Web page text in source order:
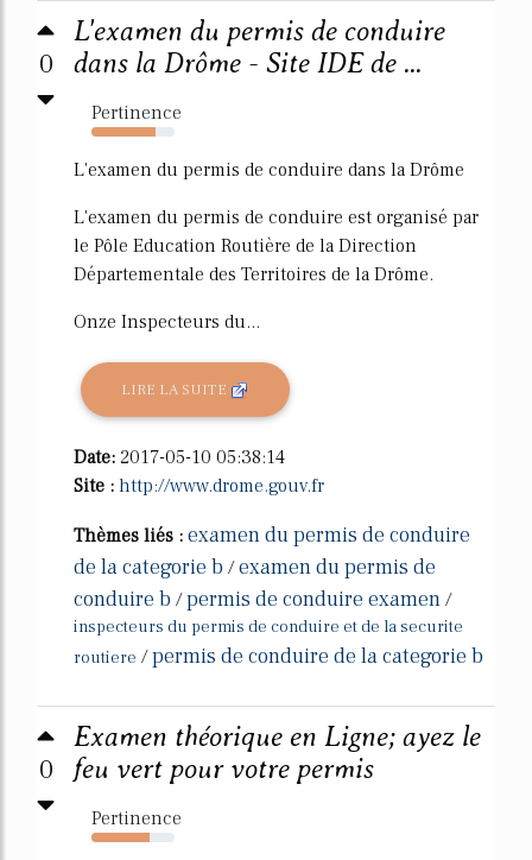
0
L'examen du permis de conduire
dans la Drôme - Site IDE de ...
Pertinence
77%
L'examen du permis de conduire dans la Drôme
L'examen du permis de conduire est organisé par
le Pôle Education Routière de la Direction
Départementale des Territoires de la Drôme.
Onze Inspecteurs du...
LIRE LA SUITE
Date: 2017-05-10 05:38:14
Site : http://www.drome.gouv.fr
Thèmes liés : examen du permis de conduire
de la categorie b /examen du permis de
conduire b /permis de conduire examen /
inspecteurs du permis de conduire et de la securite
routiere /permis de conduire de la categorie b
0
Examen théorique en Ligne; ayez le
feu vert pour votre permis
Pertinence
70%